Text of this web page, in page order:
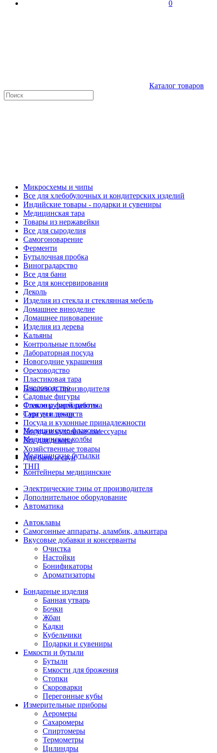
0
Каталог товаров
Микросхемы и чипы
Все для хлебобулочных и кондитерских изделий
Индийские товары - подарки и сувениры
Медицинская тара
Товары из нержавейки
Все для сыроделия
Самогоноварение
Ферменти
Бутылочная пробка
Виноградарство
Все для бани
Все для консервирования
Деколь
Изделия из стекла и стеклянная мебель
Домашнее виноделие
Домашнее пивоварение
Изделия из дерева
Кальяны
Контрольные пломбы
Лабораторная посуда
Новогодние украшения
Ореховодство
Пластиковая тара
Пчеловодство
Садовые фигуры
Стекло ручной работы
Сургуч и декор
Посуда и кухонные принадлежности
Посуда и кухонные аксессуары
Все для декора
Хозяйственные товары
Для бань и саун
ТНП
Бакалея от производителя
Флаконы фармацевтика
Тара для лекарств
Медицинские флаконы
Медицинские колбы
Медицинские бутылки
Контейнеры медицинские
Электрические тэны от производителя
Дополнительное оборудование
Автоматика
Автоклавы
Самогонные аппараты, аламбик, алькитара
Вкусовые добавки и консерванты
Очистка
Настойки
Бонификаторы
Ароматизаторы
Бондарные изделия
Банная утварь
Бочки
Жбан
Кадки
Кубельчики
Подарки и сувениры
Емкости и бутыли
Бутыли
Емкости для брожения
Стопки
Скороварки
Перегонные кубы
Измерительные приборы
Аеромеры
Сахаромеры
Спиртомеры
Термометры
Цилиндры